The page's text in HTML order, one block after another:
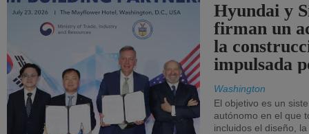
Hyundai y
firman un
la
impulsada
Washington
El objetivo es un
autónomo en el que
incluidos el diseño,